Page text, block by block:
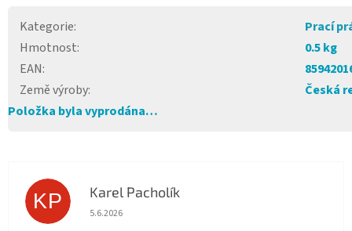
Kategorie:
Prací
Hmotnost:
0.5 kg
EAN:
Země výroby:
Česká
Položka byla vyprodána…
KP Karel Pacholík
Hodnocení obchodu je 4 z 5 hvězdiček.
5.6.2026